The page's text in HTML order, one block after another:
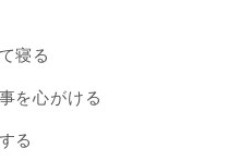
寝る
を心がける
る